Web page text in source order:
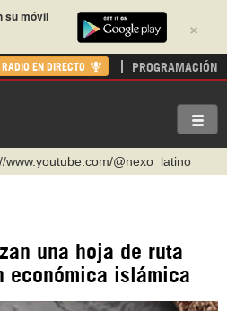
×
su móvil
RADIO EN DIRECTO PROGRAMACIÓN
www.youtube.com/@nexo_latino
urmedium.com/c/hispantv
y Viber: +98 921 79 29 404
una hoja de ruta
económica islámica